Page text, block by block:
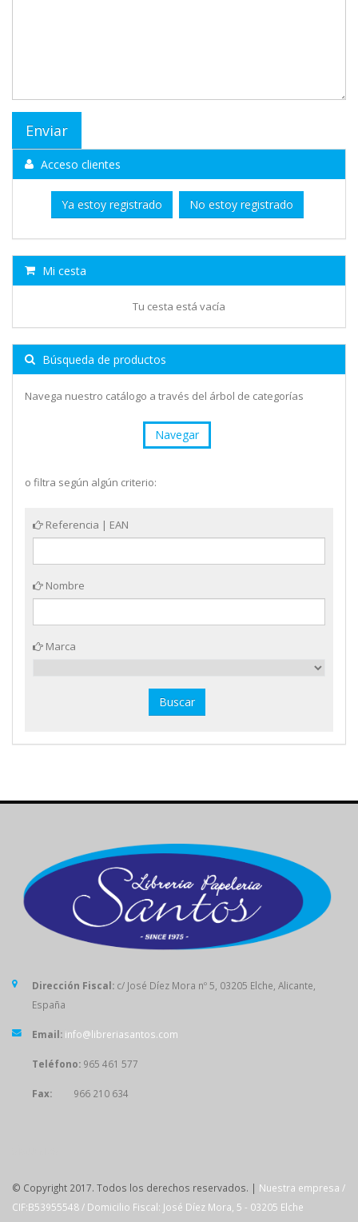
Acceso clientes
Ya estoy registrado No estoy registrado
Mi cesta
Tu cesta está vacía
Búsqueda de productos
Navega nuestro catálogo a través del árbol de categorías
Navegar
o filtra según algún criterio:
Referencia | EAN
Nombre
Marca
Dirección Fiscal: c/ José Díez Mora nº 5, 03205 Elche, Alicante,
España
Email: info@libreriasantos.com
Teléfono: 965 461 577
Fax: 966 210 634
© Copyright 2017. Todos los derechos reservados. | Nuestra empresa /
CIF:B53955548 / Domicilio Fiscal: José Díez Mora, 5 - 03205 Elche